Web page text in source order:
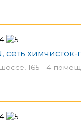
сеть
165 - 4